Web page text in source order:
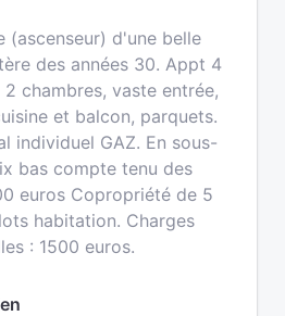
(ascenseur) d'une belle
des années 30. Appt 4
chambres, vaste entrée,
et balcon, parquets.
individuel GAZ. En sous-
bas compte tenu des
euros Copropriété de 5
habitation. Charges
: 1500 euros.